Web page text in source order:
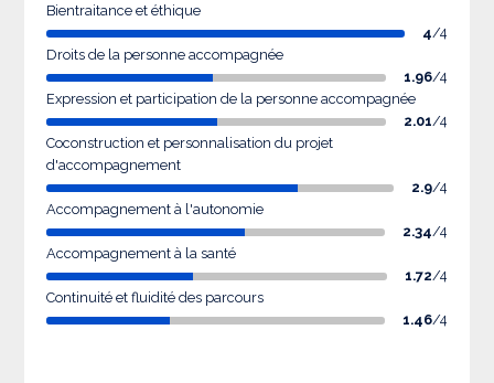
Bientraitance et éthique
4/4
Droits de la personne accompagnée
1.96/4
Expression et participation de la personne accompagnée
2.01/4
Coconstruction et personnalisation du projet
d'accompagnement
2.9/4
Accompagnement à l'autonomie
2.34/4
Accompagnement à la santé
1.72/4
Continuité et fluidité des parcours
1.46/4